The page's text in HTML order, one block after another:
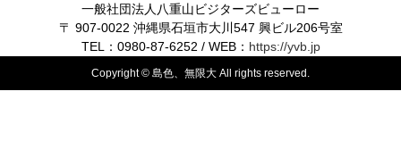
一般社団法人八重山ビジターズビューロー
〒 907-0022 沖縄県石垣市大川547 興ビル206号室
TEL：0980-87-6252 / WEB： https://yvb.jp
Copyright © 島色、無限大 All rights reserved.